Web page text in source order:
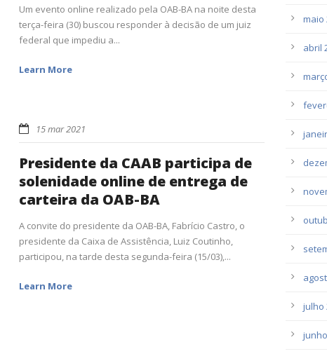
Um evento online realizado pela OAB-BA na noite desta
terça-feira (30) buscou responder à decisão de um juiz
federal que impediu a...
Learn More
15 mar 2021
Presidente da CAAB participa de
solenidade online de entrega de
carteira da OAB-BA
A convite do presidente da OAB-BA, Fabrício Castro, o
presidente da Caixa de Assistência, Luiz Coutinho,
participou, na tarde desta segunda-feira (15/03),...
Learn More
maio
abril
julho